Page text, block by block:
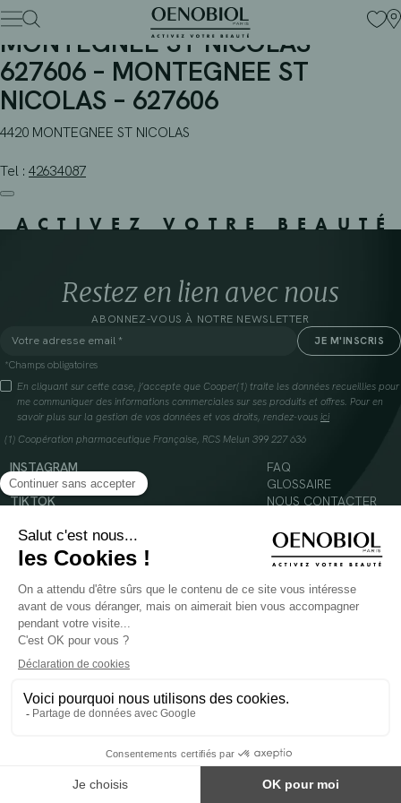
Skip
to
content
PHARMACIE BIOPHA –
MONTEGNEE ST NICOLAS –
627606 – MONTEGNEE ST
NICOLAS – 627606
4420 MONTEGNEE ST NICOLAS
Tel : 42634087
ACTIVEZ VOTRE BEAUTÉ
Restez en lien avec nous
ABONNEZ-VOUS À NOTRE NEWSLETTER
*Champs obligatoires
En cliquant sur cette case, j’accepte que Cooper(1) traite les données recueillies pour
me communiquer des informations commerciales sur ses produits et offres. Pour en
savoir plus sur la gestion de vos données et vos droits, rendez-vous ici
(1) Coopération pharmaceutique Française, RCS Melun 399 227 636
INSTAGRAM
FACEBOOK
TIKTOK
FAQ
GLOSSAIRE
NOUS CONTACTER
© 2024 Oenobiol Paris
Mentions légales
Conditions Générales d’Utilisation
Politique en matière de cookies
POUR VOTRE SANTÉ, MANGEZ AU MOINS CINQ FRUITS ET LÉGUMES PAR JOUR -
ne pas être utilisés comme substituts d'un régimes alimentaire varié et équilibré.
Réservé à l'adulte. Consulter attentivement l'étiquetage des produits avant l'utilisation.